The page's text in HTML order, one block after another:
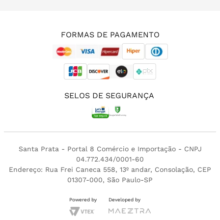
FORMAS DE PAGAMENTO
SELOS DE SEGURANÇA
Santa Prata - Portal 8 Comércio e Importação - CNPJ
04.772.434/0001-60
Endereço: Rua Frei Caneca 558, 13º andar, Consolação, CEP
01307-000, São Paulo-SP
Powered by Developed by